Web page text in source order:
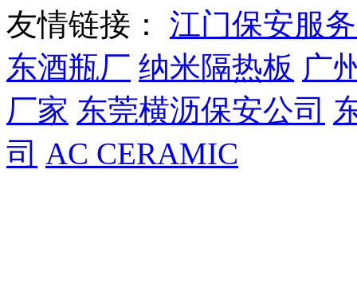
友情链接： 江门保安服
东酒瓶厂 纳米隔热板 广
厂家 东莞横沥保安公司
司 AC CERAMIC